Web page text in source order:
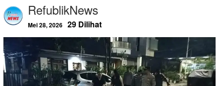
RefublikNews
Mei 28, 2026 29 Dilihat